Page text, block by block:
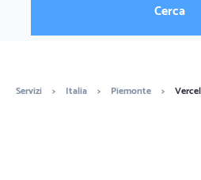
Cerca
Servizi > Italia > Piemonte >